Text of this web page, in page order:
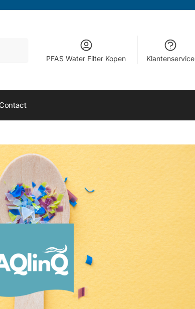
PFAS Water Filter Kopen Klantenservice
Contact